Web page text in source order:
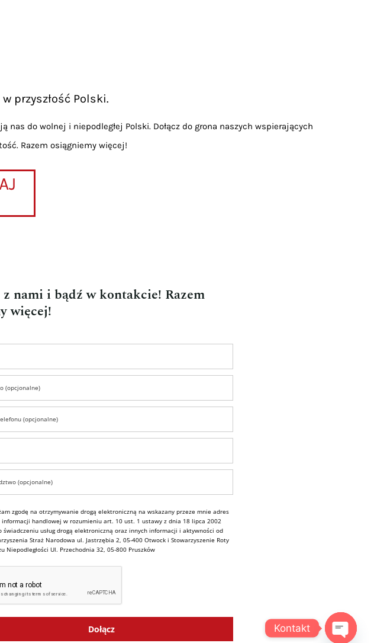
przyszłość Polski.
do wolnej i niepodległej Polski. Dołącz do grona naszych wspierających
Razem osiągniemy więcej!
z nami i bądź w kontakcie! Razem
więcej!
zgodę na otrzymywanie drogą elektroniczną na wskazany przeze mnie adres
handlowej w rozumieniu art. 10 ust. 1 ustawy z dnia 18 lipca 2002
świadczeniu usług drogą elektroniczną oraz innych informacji i aktywności od
Straż Narodowa ul. Jastrzębia 2, 05-400 Otwock i Stowarzyszenie Roty
Niepodległości Ul. Przechodnia 32, 05-800 Pruszków
Dołącz Kontakt